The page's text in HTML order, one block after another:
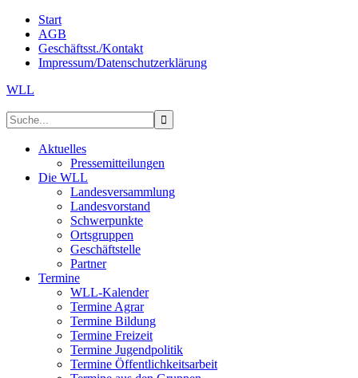
Start
AGB
Geschäftsst./Kontakt
Impressum/Datenschutzerklärung
WLL
Aktuelles
Pressemitteilungen
Die WLL
Landesversammlung
Landesvorstand
Schwerpunkte
Ortsgruppen
Geschäftstelle
Partner
Termine
WLL-Kalender
Termine Agrar
Termine Bildung
Termine Freizeit
Termine Jugendpolitik
Termine Öffentlichkeitsarbeit